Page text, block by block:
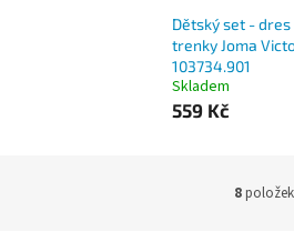
Dětský set - dres
trenky Joma
103734.901
Skladem
559 Kč
8